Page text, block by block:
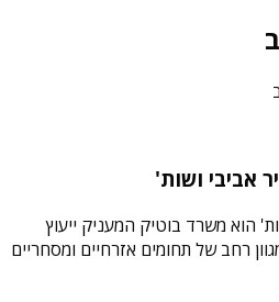
אביבי ושות'
הוא משרד בוטיק המעניק ייעוץ
רחב של תחומים אזרחיים ומסחריים